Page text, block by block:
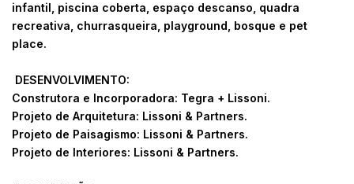
infantil, piscina coberta, espaço descanso, quadra
recreativa, churrasqueira, playground, bosque e pet
place.
DESENVOLVIMENTO:
Construtora e Incorporadora: Tegra + Lissoni.
Projeto de Arquitetura: Lissoni & Partners.
Projeto de Paisagismo: Lissoni & Partners.
Projeto de Interiores: Lissoni & Partners.